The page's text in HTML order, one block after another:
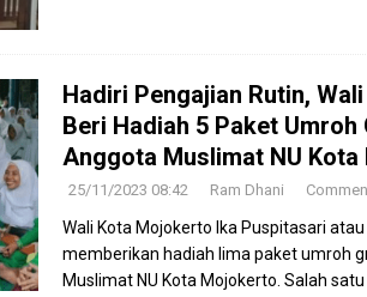
Hadiri Pengajian Rutin,
Beri Hadiah 5 Paket Umroh
Anggota Muslimat NU
25/11/2023 08:42 Ram Dhani
Wali Kota Mojokerto Ika Puspitasari
memberikan hadiah lima paket umroh
Muslimat NU Kota Mojokerto. Salah satu